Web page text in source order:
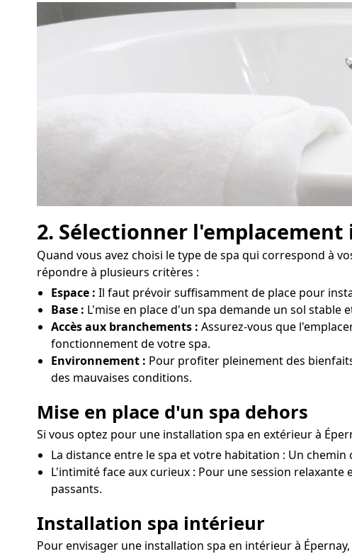
2. Sélectionner
Quand vous avez choisi le type de spa qui correspond à
répondre à plusieurs critères :
Espace : Il faut prévoir suffisamment de place pour
Base : L'mise en place d'un spa demande un sol
Accès aux branchements : Assurez-vous que
fonctionnement de votre spa.
Environnement : Pour profiter pleinement des
des mauvaises conditions.
Mise en place d'un spa dehors
Si vous optez pour une installation spa en extérieur à
La distance entre le spa et votre habitation : Un
L'intimité face aux curieux : Pour une session
passants.
Installation spa intérieur
Pour envisager une installation spa en intérieur à